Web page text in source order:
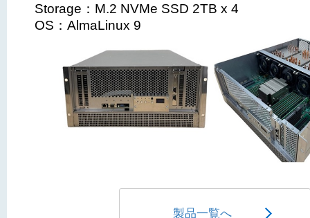
Storage：M.2 NVMe SSD 2TB x 4
OS：AlmaLinux 9
製品一覧へ